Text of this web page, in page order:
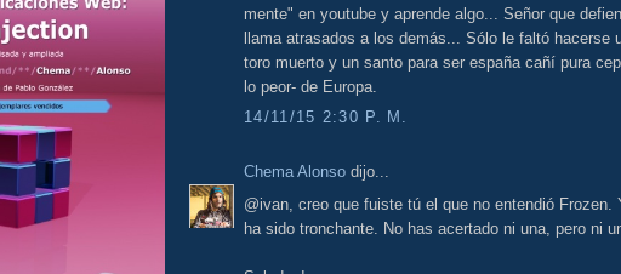
mente" en youtube y aprende algo... Señor que
llama atrasados a los demás... Sólo le faltó hacerse
toro muerto y un santo para ser españa cañí pura
lo peor- de Europa.
14/11/15 2:30 P. M.
Chema Alonso dijo...
@ivan, creo que fuiste tú el que no entendió
ha sido tronchante. No has acertado ni una, pero ni